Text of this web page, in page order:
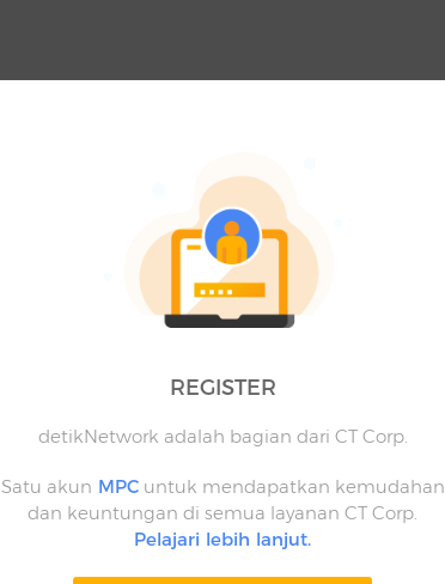
REGISTER
detikNetwork adalah bagian dari CT Corp.
Satu akun MPCuntuk mendapatkan kemudahan
dan keuntungan di semua layanan CT Corp.
Pelajari lebih lanjut.